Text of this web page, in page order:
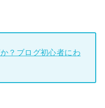
？ブログ初心者にわ